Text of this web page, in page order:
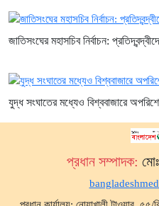
জাতিসংঘের মহাসচিব নির্বাচন:
যুদ্ধ সংঘাতের মধ্যেও বিশ্ববাজারে
প্রধান সম্পাদক: